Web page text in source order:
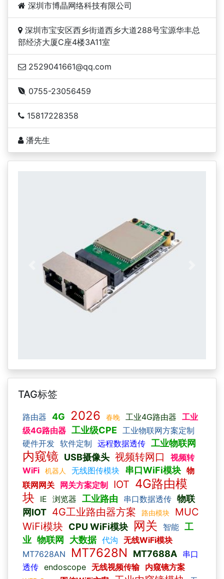
深圳市博晶网络科技有限公司
深圳市宝安区西乡街道西乡大道288号宝源华丰总
部经济大厦C座4楼3A11室
2529041661@qq.com
0755-23056459
15817228358
潘先生
上一页
TAG标签
路由器 4G 2026 春晚 工业4G路由器
工业
级4G路由器 工业级CPE
工业物联网方案定制
硬件开发 软件定制 远程数据透传 工业物联网
内窥镜 USB摄像头 视频转网口
视频转
WiFi
机器人 无线图传模块 串口WiFi模块 物
联网网关
网关方案定制 IOT 4G路由模
块 IE 浏览器 工业路由 串口数据透传 物联
网IOT 4G工业路由器方案 路由模块
MUC
WiFi模块 CPU WiFi模块 网关 智能 工
业 物联网 大数据 代沟
无线WiFi模块
MT7628AN
MT7628N MT7688A 串口
透传 endoscope 无线视频传输 内窥镜方案